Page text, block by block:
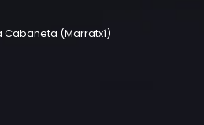
Cabaneta (Marratxí)